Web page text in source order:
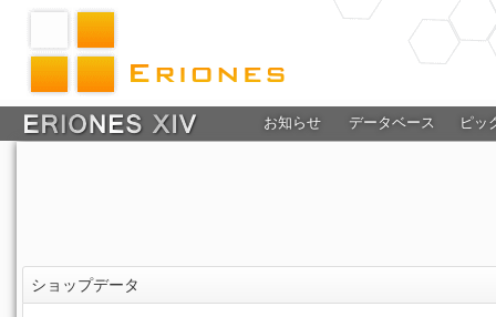
お知らせ データベース ピッ
ショップデータ